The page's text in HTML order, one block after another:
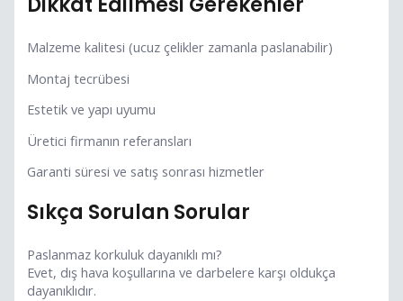
Malzeme kalitesi (ucuz çelikler zamanla paslanabilir)
Montaj tecrübesi
Estetik ve yapı uyumu
Üretici firmanın referansları
Garanti süresi ve satış sonrası hizmetler
Sıkça Sorulan Sorular
Paslanmaz korkuluk dayanıklı mı?
Evet, dış hava koşullarına ve darbelere karşı oldukça
dayanıklıdır.